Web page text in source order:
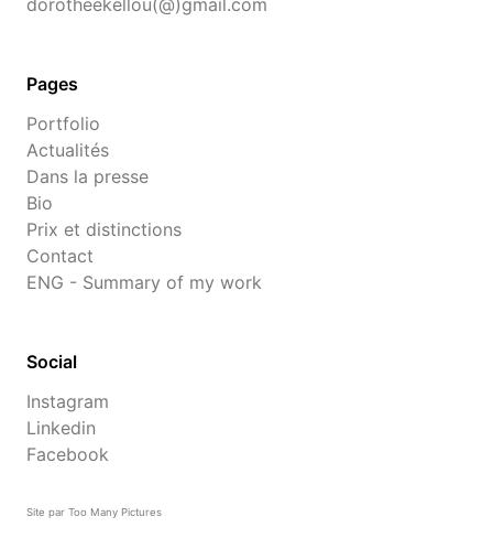
dorotheekellou(@)gmail.com
Pages
Portfolio
Actualités
Dans la presse
Bio
Prix et distinctions
Contact
ENG - Summary of my work
Social
Instagram
Linkedin
Facebook
Site par Too Many Pictures